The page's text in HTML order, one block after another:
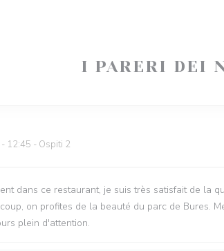
I PARERI DEI
- 12:45 - Ospiti 2
dans ce restaurant, je suis très satisfait de la
on profites de la beauté du parc de Bures.
plein d'attention.